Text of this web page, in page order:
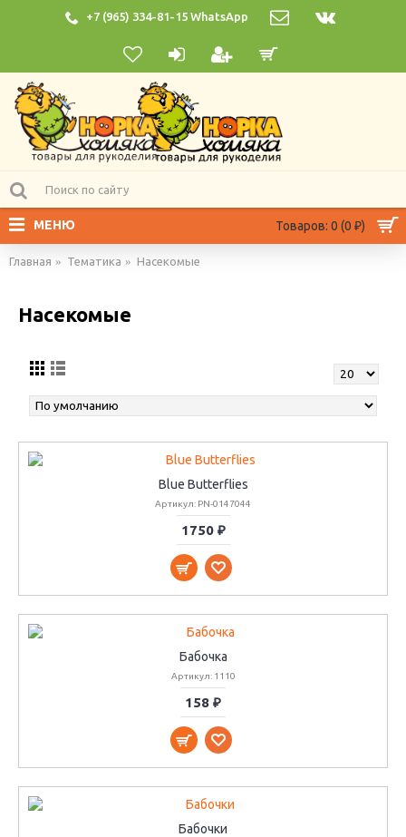
+7 (965) 334-81-15 WhatsApp
Товаров: 0 (0 ₽)
МЕНЮ
Главная Тематика Насекомые
Насекомые
Blue Butterflies
Артикул: PN-0147044
1750 ₽
Бабочка
Артикул: 1110
158 ₽
Бабочки